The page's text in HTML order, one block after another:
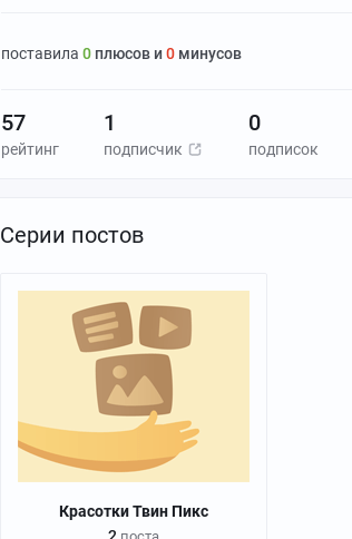
поставилa 0 плюсов и0 минусов
57
рейтинг
1
подписчик
0
подписок
Серии постов
Красотки Твин Пикс